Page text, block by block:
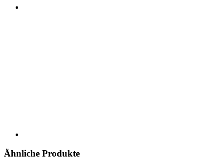
Ähnliche Produkte